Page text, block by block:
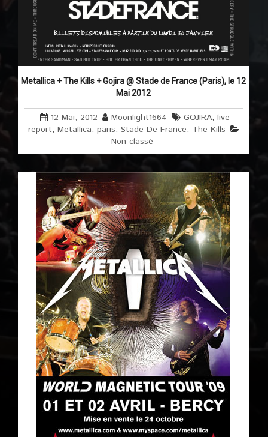
Metallica + The Kills + Gojira @ Stade de France (Paris), le 12
Mai 2012
12 Mai, 2012 Moonlight1664 GOJIRA, live
report, Metallica, paris, Stade De France, The Kills
Non classé